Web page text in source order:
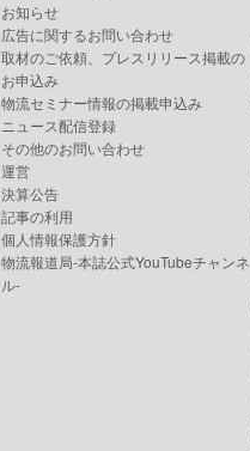
お知らせ
広告に関するお問い合わせ
取材のご依頼、プレスリリース掲載の
お申込み
物流セミナー情報の掲載申込み
ニュース配信登録
その他のお問い合わせ
運営
決算公告
記事の利用
個人情報保護方針
物流報道局-本誌公式YouTubeチャンネ
ル-